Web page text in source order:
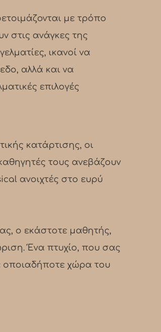
με τρόπο
στις ανάγκες της
ικανοί να
αλλά και να
επιλογές
κατάρτισης, οι
τους ανεβάζουν
ανοιχτές στο ευρύ
ο εκάστοτε μαθητής,
Ένα πτυχίο, που σας
οποιαδήποτε χώρα του